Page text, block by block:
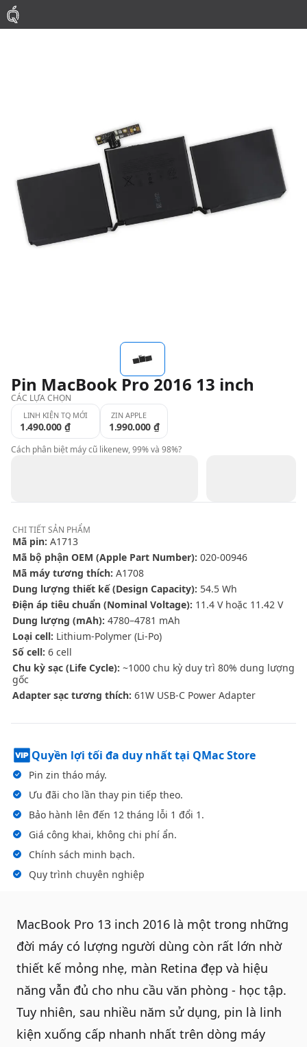
Phụ Kiện
Thu Mua
Pin MacBook Pro 2016 13 inch
CÁC LỰA CHỌN
LINH KIỆN TQ MỚI
1.490.000 ₫
ZIN APPLE
1.990.000 ₫
Cách phân biệt máy cũ likenew, 99% và 98%?
CHI TIẾTSẢN PHẨM
Mã pin: A1713
Mã bộ phận OEM (Apple Part Number): 020-00946
Mã máy tương thích: A1708
Dung lượng thiết kế (Design Capacity): 54.5 Wh
Điện áp tiêu chuẩn (Nominal Voltage): 11.4 V hoặc 11.42 V
Dung lượng (mAh): 4780–4781 mAh
Loại cell: Lithium-Polymer (Li-Po)
Số cell: 6 cell
Chu kỳ sạc (Life Cycle): ~1000 chu kỳ duy trì 80% dung lượng
gốc
Adapter sạc tương thích: 61W USB-C Power Adapter
Quyền lợi tối đa duy nhất tại QMac Store
Pin zin tháo máy.
Ưu đãi cho lần thay pin tiếp theo.
Bảo hành lên đến 12 tháng lỗi 1 đổi 1.
Giá công khai, không chi phí ẩn.
Chính sách minh bạch.
Quy trình chuyên nghiệp
MacBook Pro 13 inch 2016 là một trong những
đời máy có lượng người dùng còn rất lớn nhờ
thiết kế mỏng nhẹ, màn Retina đẹp và hiệu
năng vẫn đủ cho nhu cầu văn phòng - học tập.
Tuy nhiên, sau nhiều năm sử dụng, pin là linh
kiện xuống cấp nhanh nhất trên dòng máy